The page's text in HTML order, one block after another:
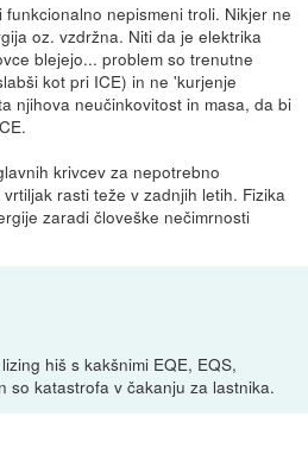
nepismeni troli. Nikjer ne
oz. vzdržna. Niti da je elektrika
blejejo... problem so trenutne
kot pri ICE) in ne 'kurjenje
njihova neučinkovitost in masa, da bi
krivcev za nepotrebno
rasti teže v zadnjih letih. Fizika
zaradi človeške nečimrnosti
hiš s kakšnimi EQE, EQS,
so katastrofa v čakanju za lastnika.